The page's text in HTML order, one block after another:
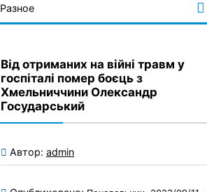
Разное
Від отриманих на війні травм у
госпіталі помер боєць з
Хмельниччини Олександр
Государський
Автор: admin